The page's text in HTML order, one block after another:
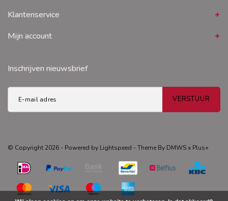
Klantenservice
Mijn account
Inschrijven nieuwsbrief
VERSTUUR
© Copyright 2026 - Powered by Lightspeed - Theme By DMWSx Plus+